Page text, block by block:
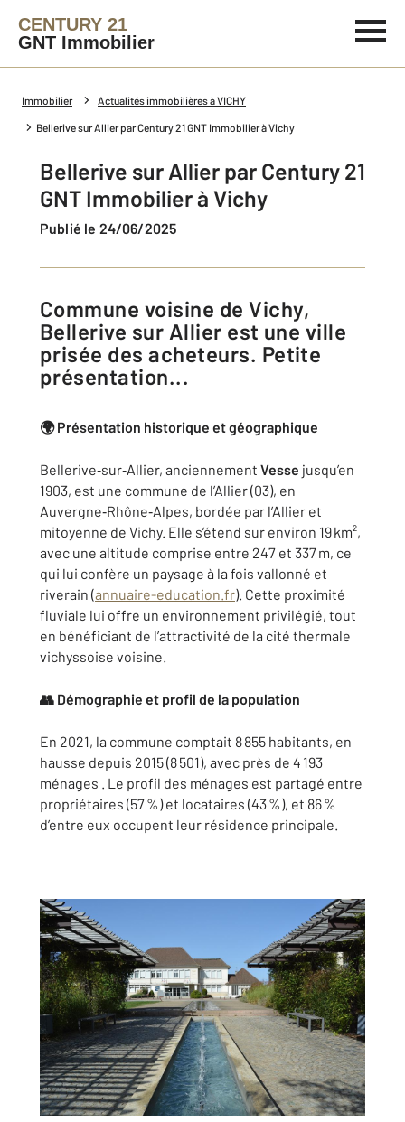
CENTURY 21
GNT Immobilier
Immobilier Actualités immobilières à VICHY
Bellerive sur Allier par Century 21 GNT Immobilier à Vichy
Bellerive sur Allier par Century 21
GNT Immobilier à Vichy
Publié le 24/06/2025
Commune voisine de Vichy,
Bellerive sur Allier est une ville
prisée des acheteurs. Petite
présentation...
🌍 Présentation historique et géographique
Bellerive‑sur‑Allier, anciennement Vesse jusqu’en
1903, est une commune de l’Allier (03), en
Auvergne‑Rhône‑Alpes, bordée par l’Allier et
mitoyenne de Vichy. Elle s’étend sur environ 19 km²,
avec une altitude comprise entre 247 et 337 m, ce
qui lui confère un paysage à la fois vallonné et
riverain (annuaire-education.fr). Cette proximité
fluviale lui offre un environnement privilégié, tout
en bénéficiant de l’attractivité de la cité thermale
vichyssoise voisine.
👥 Démographie et profil de la population
En 2021, la commune comptait 8 855 habitants, en
hausse depuis 2015 (8 501), avec près de 4 193
ménages . Le profil des ménages est partagé entre
propriétaires (57 %) et locataires (43 %), et 86 %
d’entre eux occupent leur résidence principale.